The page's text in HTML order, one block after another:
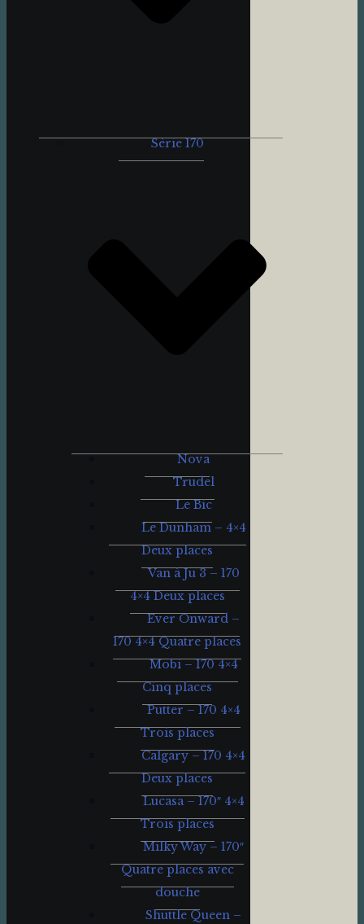
Série 170
Nova
Trudel
Le Bic
Le Dunham – 4×4
Deux places
Van à Ju 3 – 170
4×4 Deux places
Ever Onward –
170 4×4 Quatre places
Mobi – 170 4×4
Cinq places
Putter – 170 4×4
Trois places
Calgary – 170 4×4
Deux places
Lucasa – 170″ 4×4
Trois places
Milky Way – 170″
Quatre places avec
douche
Shuttle Queen –